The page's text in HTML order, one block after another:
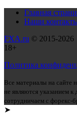
Главная
Наши
FXA.ru © 2015-2026
18+
Политика
Все материалы на сайте
не являются указанием
сотрудничаем с форекс-
➤